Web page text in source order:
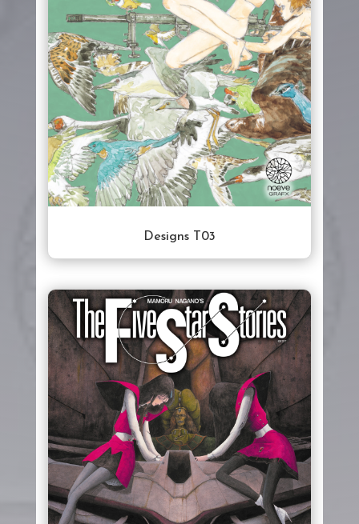
Designs T03